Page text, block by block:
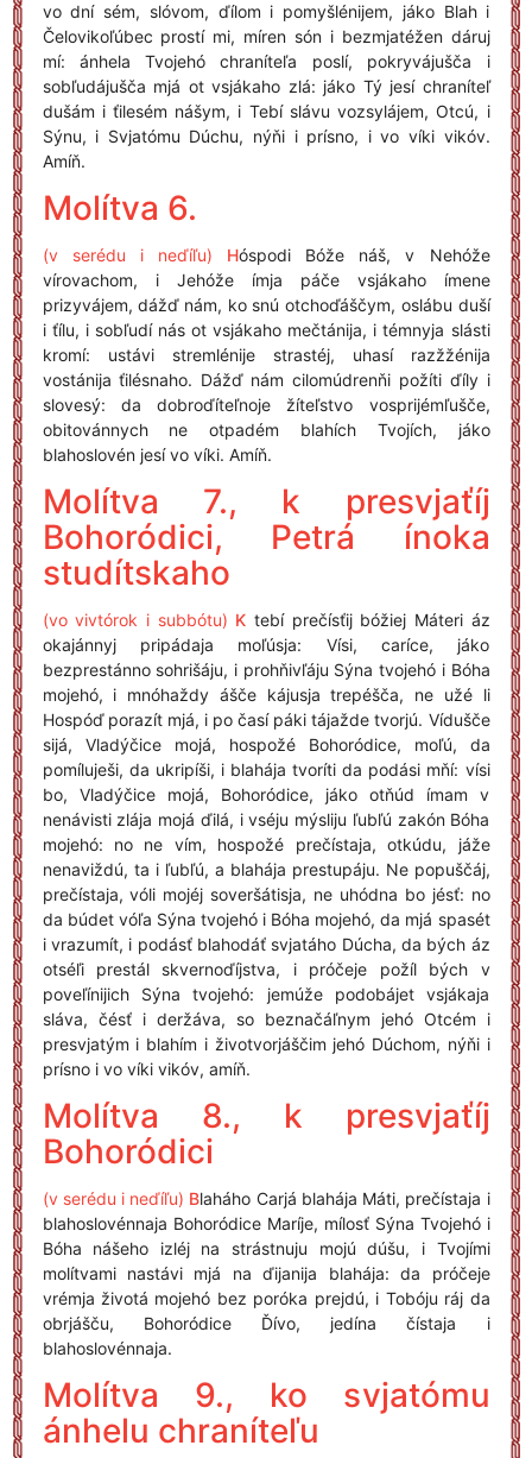
vo dní sém, slóvom, ďílom i pomyšlénijem, jáko Blah i
Čelovikoľúbec prostí mi, míren són i bezmjatéžen dáruj
mí: ánhela Tvojehó chraníteľa poslí, pokryvájušča i
sobľudájušča mjá ot vsjákaho zlá: jáko Tý jesí chraníteľ
dušám i ťilesém nášym, i Tebí slávu vozsylájem, Otcú, i
Sýnu, i Svjatómu Dúchu, nýňi i prísno, i vo víki vikóv.
Amíň.
Molítva 6.
(v serédu i neďíľu) Hóspodi Bóže náš, v Nehóže
vírovachom, i Jehóže ímja páče vsjákaho ímene
prizyvájem, dážď nám, ko snú otchoďáščym, oslábu duší
i ťílu, i sobľudí nás ot vsjákaho mečtánija, i témnyja slásti
kromí: ustávi stremlénije strastéj, uhasí razžžénija
vostánija ťilésnaho. Dážď nám cilomúdrenňi požíti ďíly i
slovesý: da dobroďíteľnoje žíteľstvo vosprijémľušče,
obitovánnych ne otpadém blahích Tvojích, jáko
blahoslovén jesí vo víki. Amíň.
Molítva 7., k presvjaťíj
Bohoródici, Petrá ínoka
studítskaho
(vo vivtórok i subbótu) K tebí prečísťij bóžiej Máteri áz
okajánnyj pripádaja moľúsja: Vísi, caríce, jáko
bezprestánno sohrišáju, i prohňivľáju Sýna tvojehó i Bóha
mojehó, i mnóhaždy ášče kájusja trepéšča, ne užé li
Hospóď porazít mjá, i po časí páki tájažde tvorjú. Vídušče
sijá, Vladýčice mojá, hospožé Bohoródice, moľú, da
pomíluješi, da ukripíši, i blahája tvoríti da podási mňí: vísi
bo, Vladýčice mojá, Bohoródice, jáko otňúd ímam v
nenávisti zlája mojá ďilá, i vséju mýsliju ľubľú zakón Bóha
mojehó: no ne vím, hospožé prečístaja, otkúdu, jáže
nenaviždú, ta i ľubľú, a blahája prestupáju. Ne popuščáj,
prečístaja, vóli mojéj soveršátisja, ne uhódna bo jésť: no
da búdet vóľa Sýna tvojehó i Bóha mojehó, da mjá spasét
i vrazumít, i podásť blahodáť svjatáho Dúcha, da bých áz
otséľi prestál skvernoďíjstva, i próčeje požíl bých v
poveľínijich Sýna tvojehó: jemúže podobájet vsjákaja
sláva, čésť i deržáva, so beznačáľnym jehó Otcém i
presvjatým i blahím i životvorjáščim jehó Dúchom, nýňi i
prísno i vo víki vikóv, amíň.
Molítva 8., k presvjaťíj
Bohoródici
(v serédu i neďíľu) Blaháho Carjá blahája Máti, prečístaja i
blahoslovénnaja Bohoródice Maríje, mílosť Sýna Tvojehó i
Bóha nášeho izléj na strástnuju mojú dúšu, i Tvojími
molítvami nastávi mjá na ďijanija blahája: da próčeje
vrémja životá mojehó bez poróka prejdú, i Tobóju ráj da
obrjášču, Bohoródice Ďívo, jedína čístaja i
blahoslovénnaja.
Molítva 9., ko svjatómu
ánhelu chraníteľu